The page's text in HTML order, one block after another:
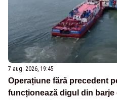
7 aug. 2026, 19:45
Operațiune fără precedent
funcționează digul din barje